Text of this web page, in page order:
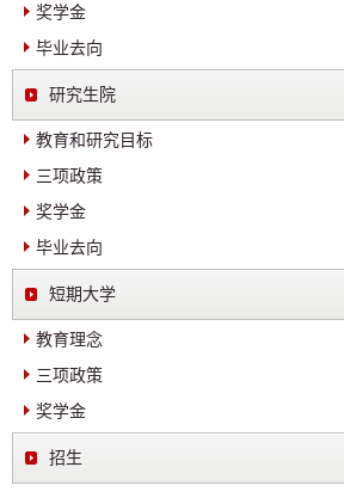
奖学金
毕业去向
研究生院
教育和研究目标
三项政策
奖学金
毕业去向
短期大学
教育理念
三项政策
奖学金
招生